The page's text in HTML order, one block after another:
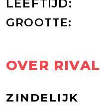
LEEFTIJD:
GROOTTE:
OVER RIVAL
ZINDELIJK